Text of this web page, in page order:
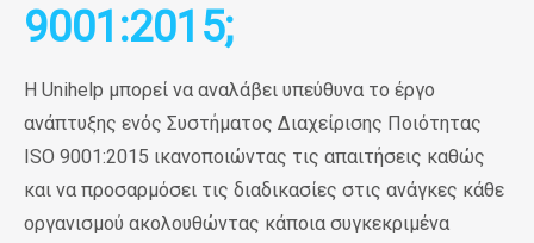
9001:2015;
Η Unihelp μπορεί να αναλάβει υπεύθυνα το έργο
ανάπτυξης ενός Συστήματος Διαχείρισης Ποιότητας
ISO 9001:2015 ικανοποιώντας τις απαιτήσεις καθώς
και να προσαρμόσει τις διαδικασίες στις ανάγκες κάθε
οργανισμού ακολουθώντας κάποια συγκεκριμένα